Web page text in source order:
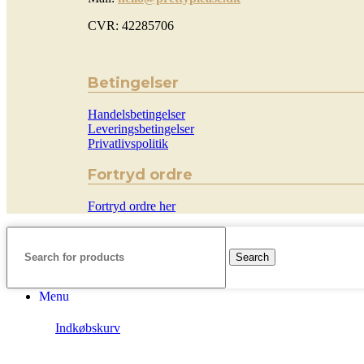
CVR: 42285706
Betingelser
Handelsbetingelser
Leveringsbetingelser
Privatlivspolitik
Fortryd ordre
Fortryd ordre her
Search
Menu
Indkøbskurv